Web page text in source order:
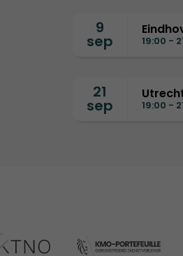
9
sep 19:00 -
21
sep 19:00 -